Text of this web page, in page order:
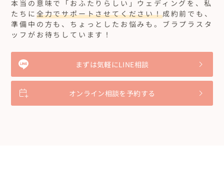
本当の意味で「おふたりらしい」ウェディングを、私
たちに 全力でサポートさせてください！成約前でも、
準備中の方も、ちょっとしたお悩みも。ブラプラスタ
ッフがお待ちしています！
まずは気軽にLINE相談
オンライン相談を予約する